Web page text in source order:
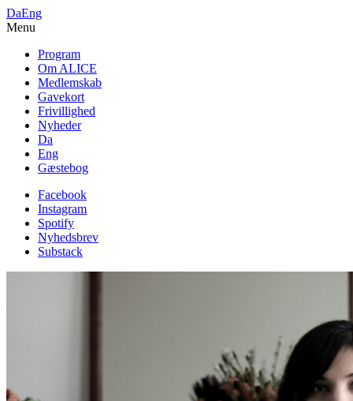
DaEng
Menu
Program
Om ALICE
Medlemskab
Gavekort
Frivillighed
Nyheder
Da
Eng
Gæstebog
Facebook
Instagram
Spotify
Nyhedsbrev
Substack